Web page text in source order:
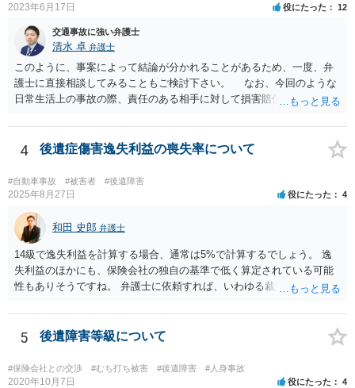
い合わせてみるとよいと思います。
2023年6月17日 役にたった 12
交通事故に強い弁護士
清水 卓 弁護士
このように、事案によって結論が分かれることがあるため、一度、弁
護士に直接相談してみることもご検討下さい。 なお、今回のような
日常生活上の事故の際、責任のある相手に対して損害賠償請求する際
す（ご自宅の火災保険や自動車の任意保険等を確認してみて下さい。
加入したつもりがなくても、確認してみたら付いていたということが
4 後遺症傷害逸失利益の喪失率について
#自動車事故 #被害者 #後遺障害
2025年8月27日 役にたった 4
和田 史郎 弁護士
14級で逸失利益を計算する場合、通常は5%で計算するでしょう。 逸
失利益のほかにも、保険会社の独自の基準で低く算定されている可能
性もありそうですね。 弁護士に依頼すれば、いわゆる裁判基準程度の
5 後遺障害等級について
#保険会社との交渉 #むち打ち被害 #後遺障害 #人身事故
2020年10月7日 役にたった 4